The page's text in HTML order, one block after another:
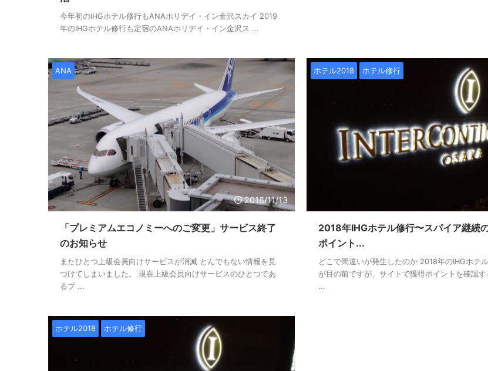
今年初のIHGホテル修行もANAホリデイ・イン金沢スカイ 2019
年のIHGホテル修行も定宿のANAホリデイ・イン金沢ス ...
2018/11/13
ANA
「プレミアムエコノミーへのご変更」サービス終了
のお知らせ
またひとつ上級会員向けサービスが消滅 とんでもない情報を見
つけてしまいました。 現在上級会員向けサービスのひとつであ
るプ ...
ホテル2018 ホテル修行
2018年IHGホテル修行〜スパイア継
ポイント...
どこで間違いが発生したのか 2018年のIHGホテ
が目の前ですが、サイトで獲得ポイントを確認
...
ホテル2018 ホテル修行